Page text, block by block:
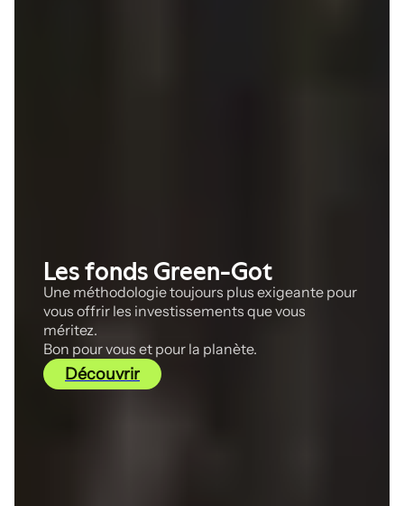
Les fonds Green-Got
Une méthodologie toujours plus exigeante pour
vous offrir les investissements que vous
méritez.
Bon pour vous et pour la planète.
Découvrir